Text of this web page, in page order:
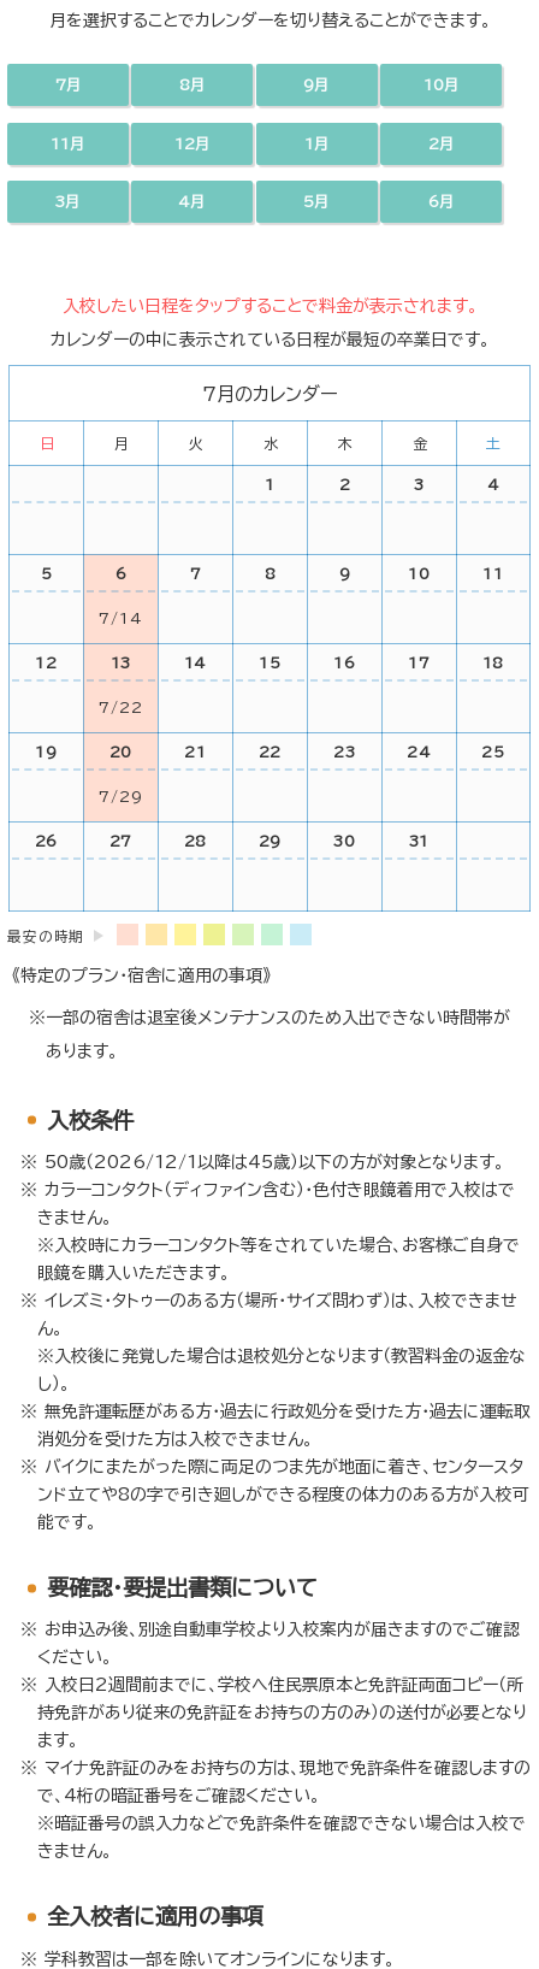
月を選択することでカレンダーを切り替えることができます。
7月 8月 9月 10月
11月 12月 1月 2月
3月 4月 5月 6月
入校したい日程をタップすることで料金が表示されます。
カレンダーの中に表示されている日程が最短の卒業日です。
7月のカレンダー
日 月 火 水 木 金 土
1 2 3 4
5 6
7/14
7 8 9 10 11
12 13
7/22
14 15 16 17 18
19 20
7/29
21 22 23 24 25
26 27 28 29 30 31
最安の時期
《特定のプラン・宿舎に適用の事項》
一部の宿舎は退室後メンテナンスのため入出できない時間帯が
あります。
入校条件
50歳（2026/12/1以降は45歳）以下の方が対象となります。
カラーコンタクト（ディファイン含む）・色付き眼鏡着用で入校はで
きません。
※入校時にカラーコンタクト等をされていた場合、お客様ご自身で
眼鏡を購入いただきます。
イレズミ・タトゥーのある方（場所・サイズ問わず）は、入校できませ
ん。
※入校後に発覚した場合は退校処分となります（教習料金の返金な
し）。
無免許運転歴がある方・過去に行政処分を受けた方・過去に運転取
消処分を受けた方は入校できません。
バイクにまたがった際に両足のつま先が地面に着き、センタースタ
ンド立てや8の字で引き廻しができる程度の体力のある方が入校可
能です。
要確認・要提出書類について
お申込み後、別途自動車学校より入校案内が届きますのでご確認
ください。
入校日2週間前までに、学校へ住民票原本と免許証両面コピー（所
持免許があり従来の免許証をお持ちの方のみ）の送付が必要となり
ます。
マイナ免許証のみをお持ちの方は、現地で免許条件を確認しますの
で、4桁の暗証番号をご確認ください。
※暗証番号の誤入力などで免許条件を確認できない場合は入校で
きません。
全入校者に適用の事項
学科教習は一部を除いてオンラインになります。